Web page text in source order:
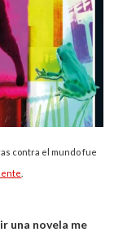
contra el mundo fue
una novela me